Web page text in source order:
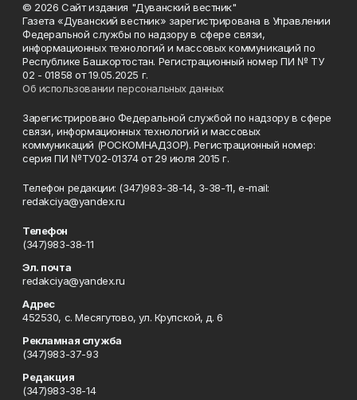
© 2026 Сайт издания "Дуванский вестник"
Газета «Дуванский вестник» зарегистрирована в Управлении
Федеральной службы по надзору в сфере связи,
информационных технологий и массовых коммуникаций по
Республике Башкортостан. Регистрационный номер ПИ № ТУ
02 - 01858 от 19.05.2025 г.
Об использовании персональных данных
Зарегистрировано Федеральной службой по надзору в сфере
связи, информационных технологий и массовых
коммуникаций (РОСКОМНАДЗОР). Регистрационный номер:
серия ПИ №ТУ02-01374 от 29 июля 2015 г.
Телефон редакции: (347)983-38-14, 3-38-11, e-mail:
redakciya@yandex.ru
Телефон
(347)983-38-11
Эл. почта
redakciya@yandex.ru
Адрес
452530, с. Месягутово, ул. Крупской, д. 6
Рекламная служба
(347)983-37-93
Редакция
(347)983-38-14